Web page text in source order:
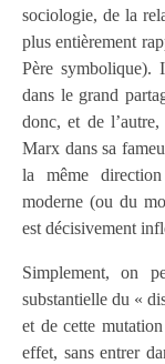
sociologie, de la
plus entièrement
Père symbolique).
dans le grand
donc, et de
Marx dans sa
la même
moderne (ou du
est décisivement
Simplement, on
substantielle du «
et de cette
effet, sans entrer